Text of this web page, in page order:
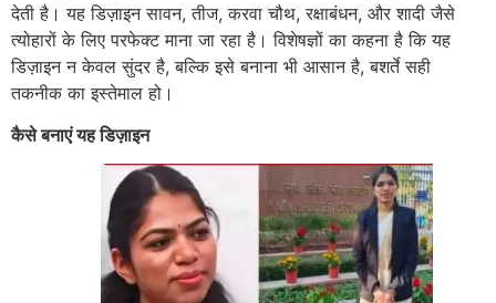
देती है। यह डिज़ाइन सावन, तीज, करवा चौथ, रक्षाबंधन, और शादी जैसे
त्योहारों के लिए परफेक्ट माना जा रहा है। विशेषज्ञों का कहना है कि यह
डिज़ाइन न केवल सुंदर है, बल्कि इसे बनाना भी आसान है, बशर्ते सही
तकनीक का इस्तेमाल हो।
कैसे बनाएं यह डिज़ाइन